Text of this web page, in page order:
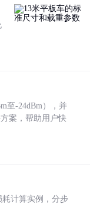
至-24dBm），并
案，帮助用户快
耗计算实例，分步